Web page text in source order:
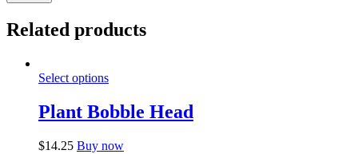
Related products
Select options
Plant Bobble Head
$14.25 Buy now